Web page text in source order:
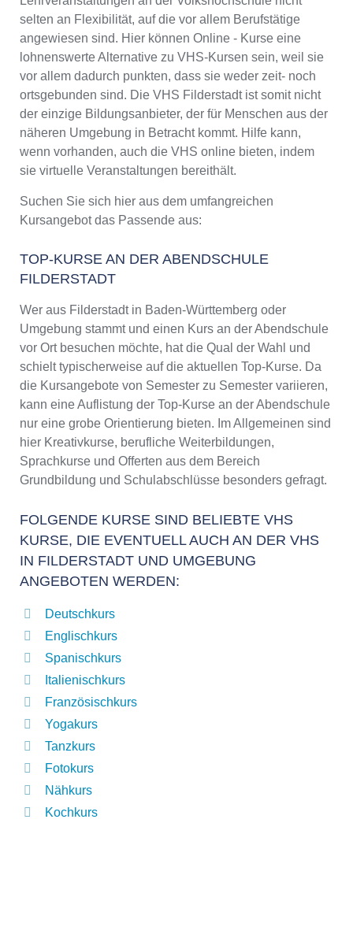
selten an Flexibilität, auf die vor allem Berufstätige
angewiesen sind. Hier können Online - Kurse eine
lohnenswerte Alternative zu VHS-Kursen sein, weil sie
vor allem dadurch punkten, dass sie weder zeit- noch
ortsgebunden sind. Die VHS Filderstadt ist somit nicht
der einzige Bildungsanbieter, der für Menschen aus der
näheren Umgebung in Betracht kommt. Hilfe kann,
wenn vorhanden, auch die VHS online bieten, indem
sie virtuelle Veranstaltungen bereithält.
Suchen Sie sich hier aus dem umfangreichen
Kursangebot das Passende aus:
TOP-KURSE AN DER ABENDSCHULE
FILDERSTADT
Wer aus Filderstadt in Baden-Württemberg oder
Umgebung stammt und einen Kurs an der Abendschule
vor Ort besuchen möchte, hat die Qual der Wahl und
schielt typischerweise auf die aktuellen Top-Kurse. Da
die Kursangebote von Semester zu Semester variieren,
kann eine Auflistung der Top-Kurse an der Abendschule
nur eine grobe Orientierung bieten. Im Allgemeinen sind
hier Kreativkurse, berufliche Weiterbildungen,
Sprachkurse und Offerten aus dem Bereich
Grundbildung und Schulabschlüsse besonders gefragt.
FOLGENDE KURSE SIND BELIEBTE VHS
KURSE, DIE EVENTUELL AUCH AN DER VHS
IN FILDERSTADT UND UMGEBUNG
ANGEBOTEN WERDEN:
Deutschkurs
Englischkurs
Spanischkurs
Italienischkurs
Französischkurs
Yogakurs
Tanzkurs
Fotokurs
Nähkurs
Kochkurs